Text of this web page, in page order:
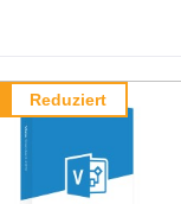
Reduziert